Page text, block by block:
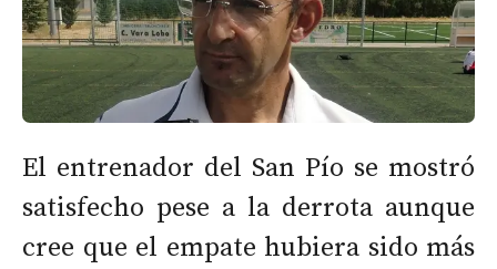
El entrenador del San Pío se mostró
satisfecho pese a la derrota aunque
cree que el empate hubiera sido más